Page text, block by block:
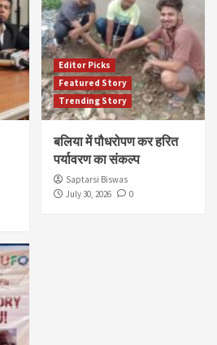
Editor Picks
Featured Story
Trending Story
बलिया में पौधरोपण कर हरित
पर्यावरण का संकल्प
Saptarsi Biswas
July 30, 2026
0